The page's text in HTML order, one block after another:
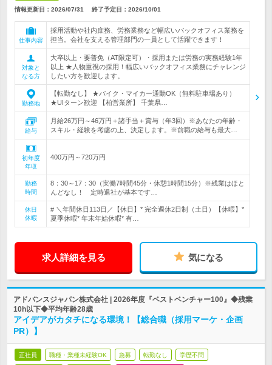
情報更新日：2026/07/31 終了予定日： 2026/10/01
仕事内容
採用活動や社内庶務、労務業務など幅広いバックオフィス業務を
担当。会社を支える管理部門の一員として活躍できます！
対象と
なる方
大卒以上・要普免（AT限定可）・採用または労務の実務経験1年
以上 ★人物重視の採用！幅広いバックオフィス業務にチャレンジ
したい方を歓迎します。
勤務地
【転勤なし】 ★バイク・マイカー通勤OK（無料駐車場あり）
★UIターン歓迎 【柏営業所】 千葉県…
給与
月給26万円～46万円＋諸手当＋賞与（年3回）※あなたの年齢・
スキル・経験を考慮の上、決定します。※前職の給与も最大…
初年度
年収
400万円～720万円
勤務
時間
8：30～17：30（実働7時間45分・休憩1時間15分）※残業はほと
んどなし！ 定時退社が基本です…
休日
休暇
# ＼年間休日113日／【休日】* 完全週休2日制（土日）【休暇】*
夏季休暇* 年末年始休暇* 有…
求人詳細を見る 気になる
アドバンスジャパン株式会社 | 2026年度『ベストベンチャー100』◆残業
10h以下◆平均年齢28歳
アイデアがカタチになる環境！【総合職（採用マーケ・企画
PR）】
正社員 職種・業種未経験OK 急募 転勤なし 学歴不問